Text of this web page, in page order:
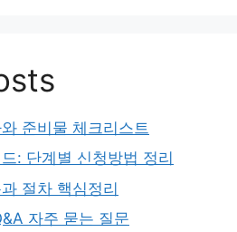
준비물 체크리스트
: 단계별 신청방법 정리
절차 핵심정리
자주 묻는 질문